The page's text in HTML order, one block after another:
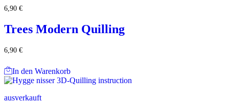
6,90 €
Trees Modern Quilling
6,90 €
In den Warenkorb
ausverkauft